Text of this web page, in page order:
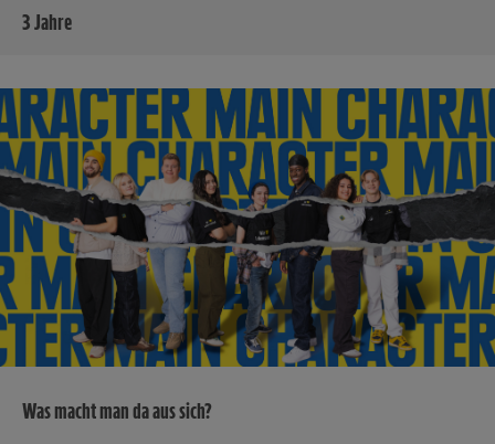
3 Jahre
Was macht man da aus sich?